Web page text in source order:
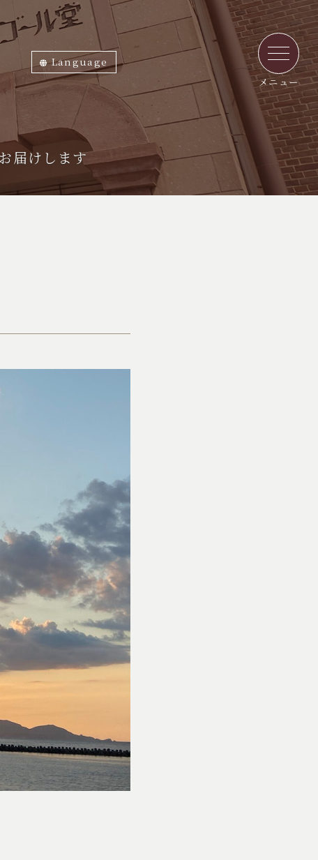
Language
English
한국어
中文繁体
中文簡体
ภาษาไทย
日本語 メニュー
届けします